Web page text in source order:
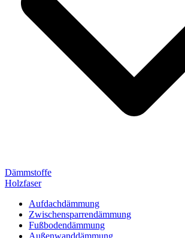
Dämmstoffe
Holzfaser
Aufdachdämmung
Zwischensparrendämmung
Fußbodendämmung
Außenwanddämmung